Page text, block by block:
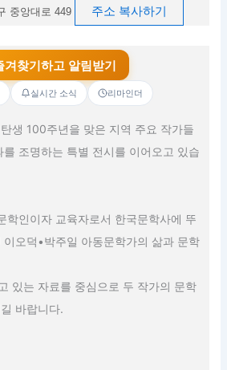
중앙대로 449 주소 복사하기
겨찾기하고 알림받기
실시간 소식 리마인더
생 100주년을 맞은 지역 주요 작가들
조명하는 특별 전시를 이어오고 있습
학인이자 교육자로서 한국문학사에 뚜
오덕•박주일 아동문학가의 삶과 문학
있는 자료를 중심으로 두 작가의 문학
바랍니다.